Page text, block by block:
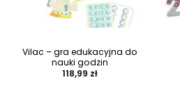
Vilac – gra edukacyjna do
nauki godzin
118,99 zł